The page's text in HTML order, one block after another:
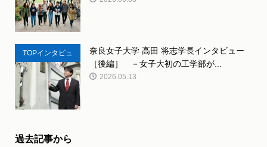
TOPインタビュ
ー
奈良女子大学 高田 将志学長インタビュー
［後編］ －女子大初の工学部が...
2026.05.13
過去記事から